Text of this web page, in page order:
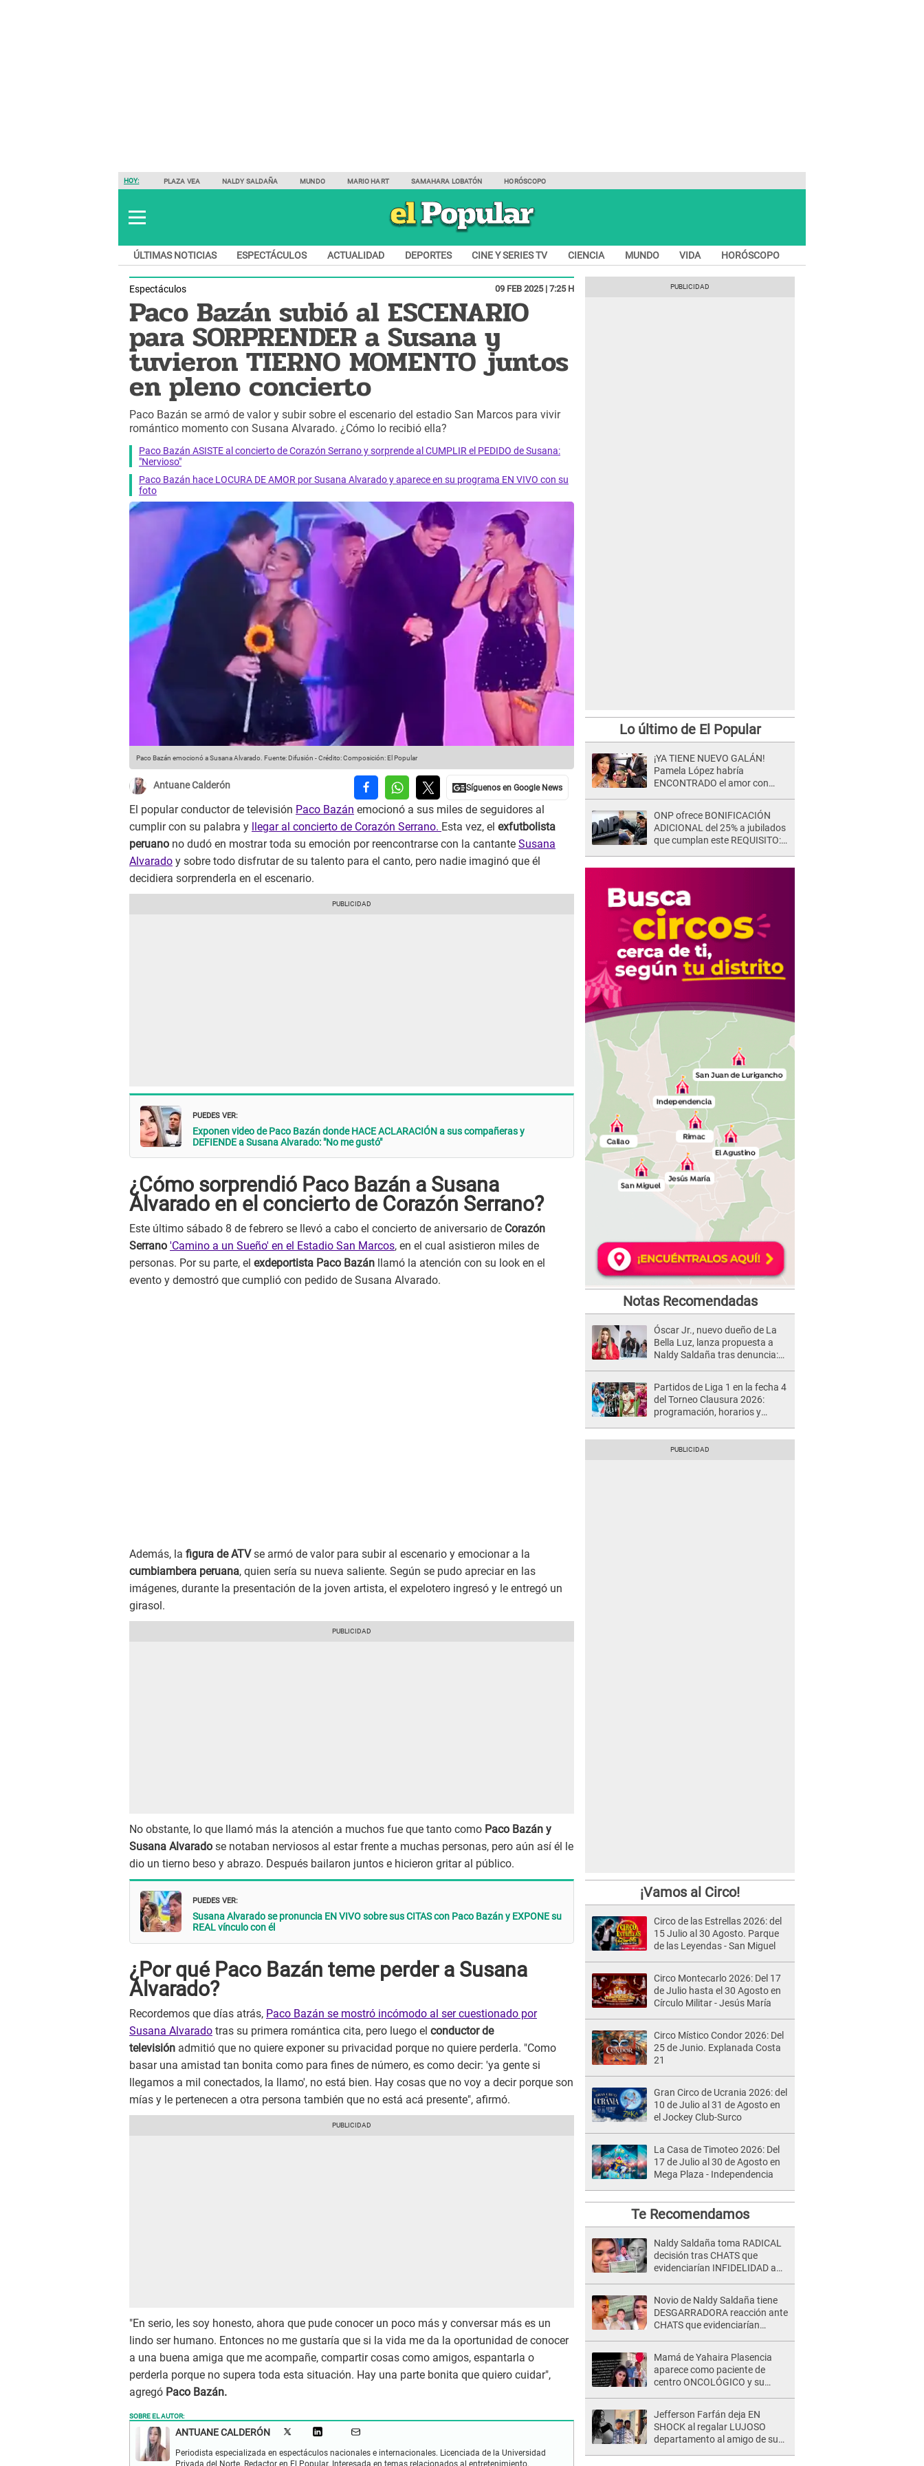
HOY: PLAZA VEA NALDY SALDAÑA MUNDO MARIO HART SAMAHARA LOBATÓN HORÓSCOPO
ÚLTIMAS NOTICIAS ESPECTÁCULOS ACTUALIDAD DEPORTES CINE Y SERIES TV CIENCIA MUNDO VIDA HORÓSCOPO
Espectáculos 09 FEB 2025 | 7:25 H
Paco Bazán subió al ESCENARIO
para SORPRENDER a Susana y
tuvieron TIERNO MOMENTO juntos
en pleno concierto
Paco Bazán se armó de valor y subir sobre el escenario del estadio San Marcos para vivir
romántico momento con Susana Alvarado. ¿Cómo lo recibió ella?
Paco Bazán ASISTE al concierto de Corazón Serrano y sorprende al CUMPLIR el PEDIDO de Susana:
"Nervioso"
Paco Bazán hace LOCURA DE AMOR por Susana Alvarado y aparece en su programa EN VIVO con su
foto
Paco Bazán emocionó a Susana Alvarado. Fuente: Difusión -Crédito: Composición: El Popular
Antuane Calderón
El popular conductor de televisión Paco Bazán emocionó a sus miles de seguidores al
cumplir con su palabra y
llegar al concierto de Corazón Serrano. Esta vez, el exfutbolista
peruano no dudó en mostrar toda su emoción por reencontrarse con la cantante Susana
Alvarado y sobre todo disfrutar de su talento para el canto, pero nadie imaginó que él
decidiera sorprenderla en el escenario.
PUEDES VER:
Exponen video de Paco Bazán donde HACE ACLARACIÓN a sus compañeras y
DEFIENDE a Susana Alvarado: "No me gustó"
¿Cómo sorprendió Paco Bazán a Susana
Alvarado en el concierto de Corazón Serrano?
Este último sábado 8 de febrero se llevó a cabo el concierto de aniversario de Corazón
Serrano 'Camino a un Sueño' en el Estadio San Marcos, en el cual asistieron miles de
personas. Por su parte, el exdeportista Paco Bazán llamó la atención con su look en el
evento y demostró que cumplió con pedido de Susana Alvarado.
Además, la figura de ATVse armó de valor para subir al escenario y emocionar a la
cumbiambera peruana, quien sería su nueva saliente. Según se pudo apreciar en las
imágenes, durante la presentación de la joven artista, el expelotero ingresó y le entregó un
girasol.
No obstante, lo que llamó más la atención a muchos fue que tanto como Paco Bazán y
Susana Alvarado se notaban nerviosos al estar frente a muchas personas, pero aún así él le
dio un tierno beso y abrazo. Después bailaron juntos e hicieron gritar al público.
PUEDES VER:
Susana Alvarado se pronuncia EN VIVO sobre sus CITAS con Paco Bazán y EXPONE su
REAL vínculo con él
¿Por qué Paco Bazán teme perder a Susana
Alvarado?
Recordemos que días atrás, Paco Bazán se mostró incómodo al ser cuestionado por
Susana Alvarado tras su primera romántica cita, pero luego el conductor de
televisión admitió que no quiere exponer su privacidad porque no quiere perderla. "Como
basar una amistad tan bonita como para fines de número, es como decir: 'ya gente si
llegamos a mil conectados, la llamo', no está bien. Hay cosas que no voy a decir porque son
mías y le pertenecen a otra persona también que no está acá presente", afirmó.
"En serio, les soy honesto, ahora que pude conocer un poco más y conversar más es un
lindo ser humano. Entonces no me gustaría que si la vida me da la oportunidad de conocer
a una buena amiga que me acompañe, compartir cosas como amigos, espantarla o
perderla porque no supera toda esta situación. Hay una parte bonita que quiero cuidar",
agregó Paco Bazán.
SOBRE EL AUTOR:
ANTUANE CALDERÓN
Periodista especializada en espectáculos nacionales e internacionales. Licenciada de la Universidad
Lo último de El Popular
¡YA TIENE NUEVO GALÁN!
Pamela López habría
ENCONTRADO el amor con
ONP ofrece BONIFICACIÓN
ADICIONAL del 25% a jubilados
que cumplan este REQUISITO:
Notas Recomendadas
Óscar Jr., nuevo dueño de La
Bella Luz, lanza propuesta a
Naldy Saldaña tras denuncia:
Partidos de Liga 1 en la fecha 4
del Torneo Clausura 2026:
programación, horarios y
¡Vamos al Circo!
Circo de las Estrellas 2026: del
15 Julio al 30 Agosto. Parque
de las Leyendas - San Miguel
Circo Montecarlo 2026: Del 17
de Julio hasta el 30 Agosto en
Círculo Militar - Jesús María
Circo Místico Condor 2026: Del
25 de Junio. Explanada Costa
21
Gran Circo de Ucrania 2026: del
10 de Julio al 31 de Agosto en
el Jockey Club-Surco
La Casa de Timoteo 2026: Del
17 de Julio al 30 de Agosto en
Mega Plaza - Independencia
Te Recomendamos
Naldy Saldaña toma RADICAL
decisión tras CHATS que
evidenciarían INFIDELIDAD a
Novio de Naldy Saldaña tiene
DESGARRADORA reacción ante
CHATS que evidenciarían
Mamá de Yahaira Plasencia
aparece como paciente de
centro ONCOLÓGICO y su
Jefferson Farfán deja EN
SHOCK al regalar LUJOSO
departamento al amigo de su